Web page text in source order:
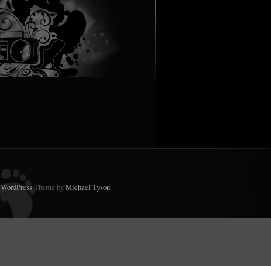
WordPressTheme byMichael Tyson.